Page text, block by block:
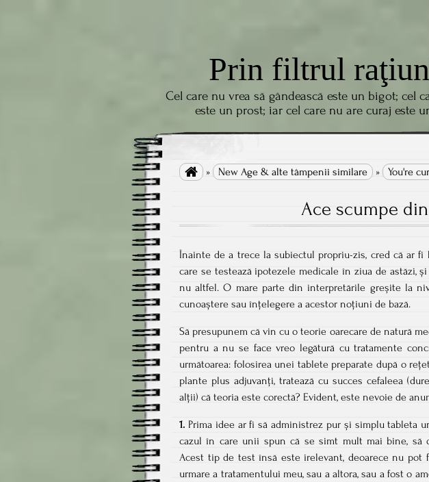
Prin filtrul
Cel care nu vrea să gândească este un bigot; cel
este un prost; iar cel care nu are curaj este
 » New Age & alte tâmpenii similare » You're
Ace scumpe
Înainte de a trece la subiectul propriu-zis, cred că ar
care se testează ipotezele medicale în ziua de astăzi,
nu altfel. O mare parte din interpretările greșite la
cunoaștere sau înțelegere a acestor noțiuni de bază.
Să presupunem că vin cu o teorie oarecare de natură
pentru a nu se face vreo legătură cu tratamente
următoarea: folosirea unei tablete preparate după o
plante plus adjuvanți, tratează cu succes cefaleea
alții) că teoria este corectă? Evident, este nevoie de
1. Prima idee ar fi să administrez pur și simplu tableta
cazul în care unii spun că se simt mult mai bine, să
Acest tip de test însă este irelevant, deoarece nu
urmare a tratamentului meu, sau a altora, sau a fost o